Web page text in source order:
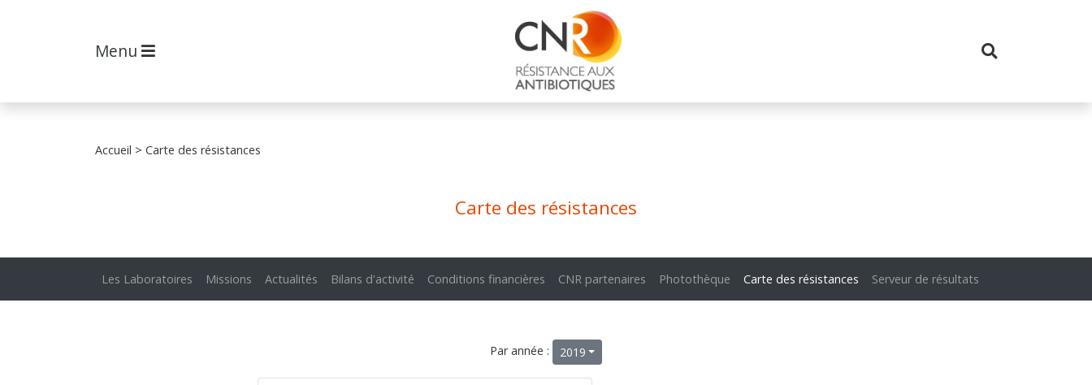
Menu
Accueil > Carte des résistances
Carte des résistances
Les Laboratoires Missions Actualités Bilans d'activité Conditions financières CNR partenaires Photothèque Carte des résistances Serveur de résultats
Par année : 2019